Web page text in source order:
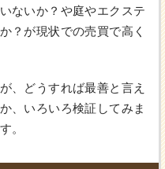
ないか？や庭やエクステ
？が現状での売買で高く
、どうすれば最善と言え
、いろいろ検証してみま
。